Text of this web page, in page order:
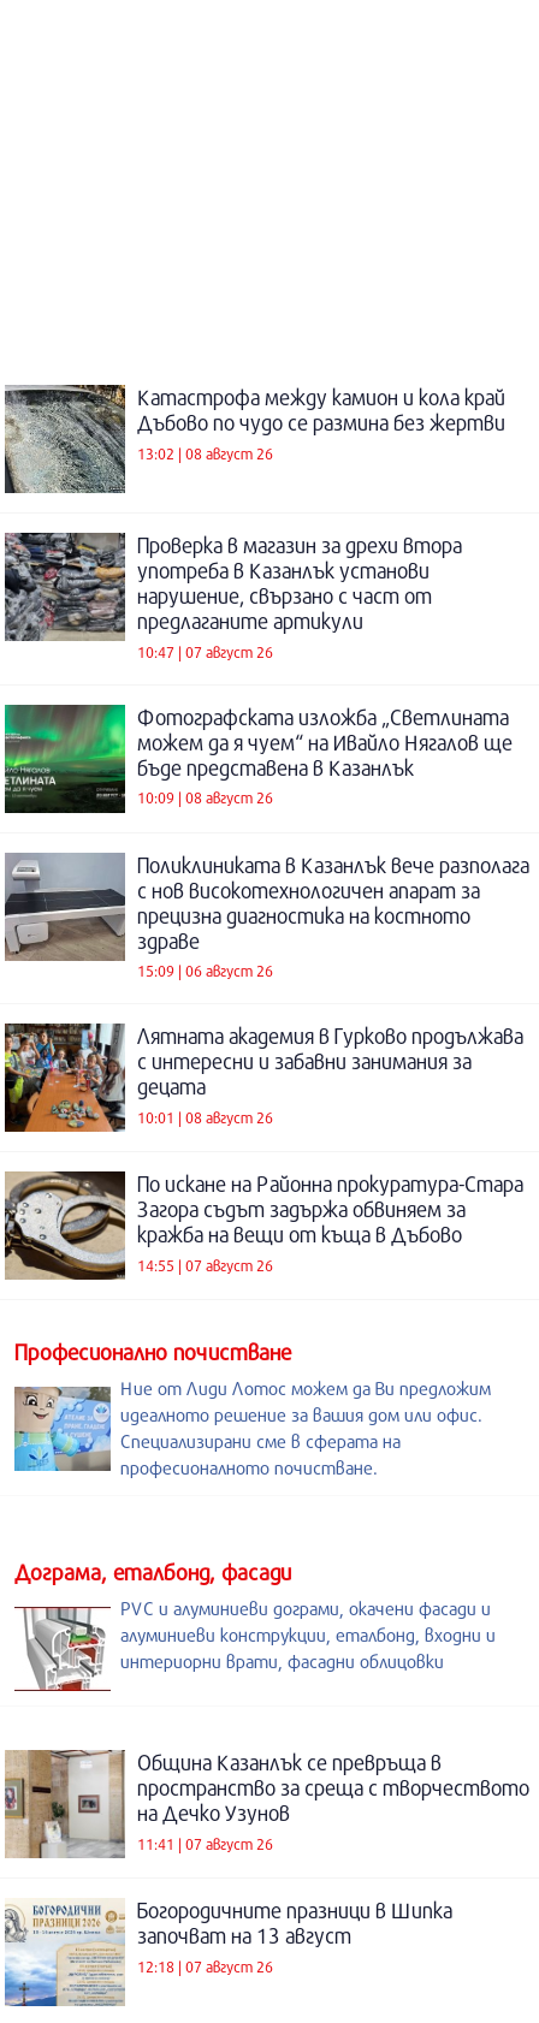
Катастрофа между камион и кола край
Дъбово по чудо се размина без жертви
13:02 | 08 август 26
Проверка в магазин за дрехи втора
употреба в Казанлък установи
нарушение, свързано с част от
предлаганите артикули
10:47 | 07 август 26
Фотографската изложба „Светлината
можем да я чуем“ на Ивайло Нягалов ще
бъде представена в Казанлък
10:09 | 08 август 26
Поликлиниката в Казанлък вече разполага
с нов високотехнологичен апарат за
прецизна диагностика на костното
здраве
15:09 | 06 август 26
Лятната академия в Гурково продължава
с интересни и забавни занимания за
децата
10:01 | 08 август 26
По искане на Районна прокуратура-Стара
Загора съдът задържа обвиняем за
кражба на вещи от къща в Дъбово
14:55 | 07 август 26
Професионално почистване
Ние от Лиди Лотос можем да Ви предложим
идеалното решение за вашия дом или офис.
Специализирани сме в сферата на
професионалното почистване.
Дограма, еталбонд, фасади
PVC и алуминиеви дограми, окачени фасади и
алуминиеви конструкции, еталбонд, входни и
интериорни врати, фасадни облицовки
Община Казанлък се превръща в
пространство за среща с творчеството
на Дечко Узунов
11:41 | 07 август 26
Богородичните празници в Шипка
започват на 13 август
12:18 | 07 август 26